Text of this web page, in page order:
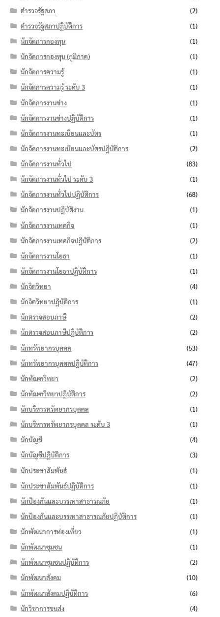
ตำรวจรัฐสภา
(2)
ตำรวจรัฐสภาปฏิบัติการ
(1)
นักจัดการกองทุน
(1)
นักจัดการกองทุน (ภูมิภาค)
(1)
นักจัดการความรู้
(1)
นักจัดการความรู้ ระดับ 3
(1)
นักจัดการงานช่าง
(1)
นักจัดการงานช่างปฏิบัติการ
(1)
นักจัดการงานทะเบียนและบัตร
(1)
นักจัดการงานทะเบียนและบัตรปฏิบัติการ
(2)
นักจัดการงานทั่วไป
(83)
นักจัดการงานทั่วไป ระดับ 3
(1)
นักจัดการงานทั่วไปปฏิบัติการ
(68)
นักจัดการงานปฏิบัติงาน
(1)
นักจัดการงานเทศกิจ
(1)
นักจัดการงานเทศกิจปฏิบัติการ
(2)
นักจัดการงานโยธา
(1)
นักจัดการงานโยธาปฏิบัติการ
(1)
นักจิตวิทยา
(4)
นักจิตวิทยาปฏิบัติการ
(1)
นักตรวจสอบภาษี
(2)
นักตรวจสอบภาษีปฏิบัติการ
(2)
นักทรัพยากรบุคคล
(53)
นักทรัพยากรบุคคลปฏิบัติการ
(47)
นักทัณฑวิทยา
(2)
นักทัณฑวิทยาปฏิบัติการ
(2)
นักบริหารทรัพยากรบุคคล
(1)
นักบริหารทรัพยากรบุคคล ระดับ 3
(1)
นักบัญชี
(4)
นักบัญชีปฏิบัติการ
(3)
นักประชาสัมพันธ์
(1)
นักประชาสัมพันธ์ปฏิบัติการ
(1)
นักป้องกันและบรรเทาสาธารณภัย
(1)
นักป้องกันและบรรเทาสาธารณภัยปฏิบัติการ
(1)
นักพัฒนาการท่องเที่ยว
(1)
นักพัฒนาชุมชน
(1)
นักพัฒนาชุมชนปฏิบัติการ
(2)
นักพัฒนาสังคม
(10)
นักพัฒนาสังคมปฏิบัติการ
(6)
นักวิชาการขนส่ง
(4)